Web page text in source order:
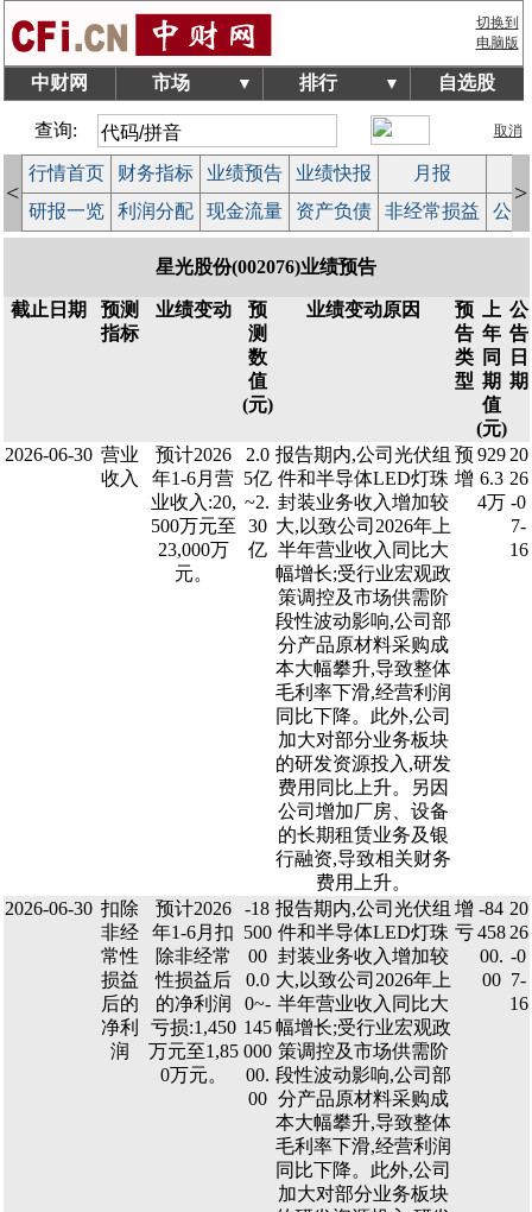
切换到
电脑版
中财网 市场 ▼ 排行 ▼ 自选股
查询: 取消
<
行情首页 财务指标 业绩预告 业绩快报 月报
研报一览
利润分配 现金流量 资产负债 非经常损益 公
>
星光股份(002076)业绩预告
截止日期
预测
指标
业绩变动
预
测
数
值
(元)
业绩变动原因
预
告
类
型
上
年
同
期
值
(元)
公
告
日
期
2026-06-30 营业
收入
预计2026
年1-6月营
业收入:20,
500万元至
23,000万
元。
2.0
5亿
~2.
30
亿
报告期内,公司光伏组
件和半导体LED灯珠
封装业务收入增加较
大,以致公司2026年上
半年营业收入同比大
幅增长;受行业宏观政
策调控及市场供需阶
段性波动影响,公司部
分产品原材料采购成
本大幅攀升,导致整体
毛利率下滑,经营利润
同比下降。此外,公司
加大对部分业务板块
的研发资源投入,研发
费用同比上升。另因
公司增加厂房、设备
的长期租赁业务及银
行融资,导致相关财务
费用上升。
预
增
929
6.3
4万
20
26
-0
7-
16
2026-06-30 扣除
非经
常性
损益
后的
净利
润
预计2026
年1-6月扣
除非经常
性损益后
的净利润
亏损:1,450
万元至1,85
0万元。
-18
500
00
0.0
0~-
145
000
00.
00
报告期内,公司光伏组
件和半导体LED灯珠
封装业务收入增加较
大,以致公司2026年上
半年营业收入同比大
幅增长;受行业宏观政
策调控及市场供需阶
段性波动影响,公司部
分产品原材料采购成
本大幅攀升,导致整体
毛利率下滑,经营利润
同比下降。此外,公司
加大对部分业务板块
增
亏
-84
458
00.
00
20
26
-0
7-
16